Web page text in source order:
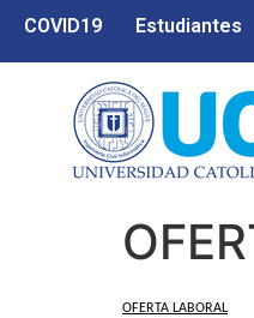
COVID19 Estudiantes
OFERTA LABORAL